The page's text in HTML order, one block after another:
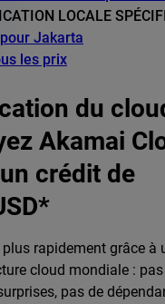
LOCALE
Jakarta
les prix
du
Akamai
crédit de
plus rapidement grâce à
cloud mondiale :
pas de